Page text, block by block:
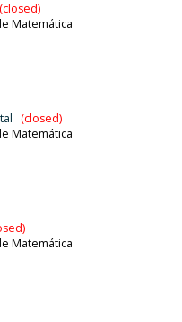
(closed)
Matemática
(closed)
Matemática
Matemática